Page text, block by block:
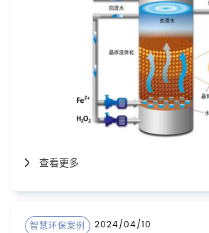
查看更多
智慧环保案例 2024/04/10